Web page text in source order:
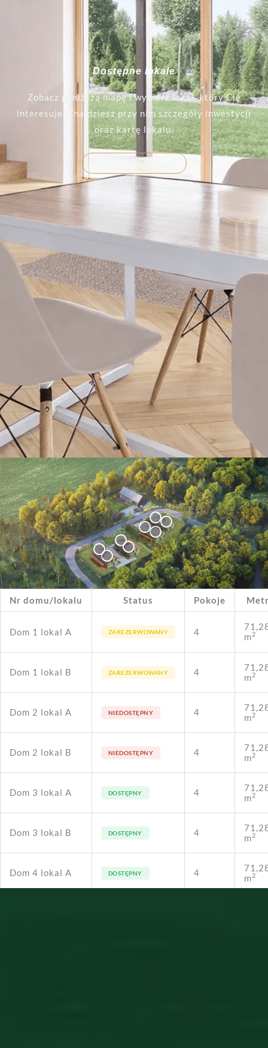
Dostępne lokale
Zobacz poniższą mapę i wybierz lokal, który Cię
interesuje. Znajdziesz przy nim szczegóły inwestycji
oraz kartę lokalu.
Nr domu/lokalu Status Pokoje
Dom 1 lokal A ZAREZERWOWANY 4
m2
Dom 1 lokal B ZAREZERWOWANY 4
m2
Dom 2 lokal A NIEDOSTĘPNY 4
m2
Dom 2 lokal B NIEDOSTĘPNY 4
m2
Dom 3 lokal A DOSTĘPNY 4
m2
Dom 3 lokal B DOSTĘPNY 4
m2
Dom 4 lokal A DOSTĘPNY 4
m2